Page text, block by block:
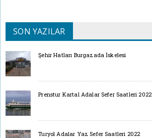
SON YAZILAR
Şehir Hatları Burgazada İskelesi
Prenstur Kartal Adalar Sefer Saatleri 2022
Turyol Adalar Yaz Sefer Saatleri 2022